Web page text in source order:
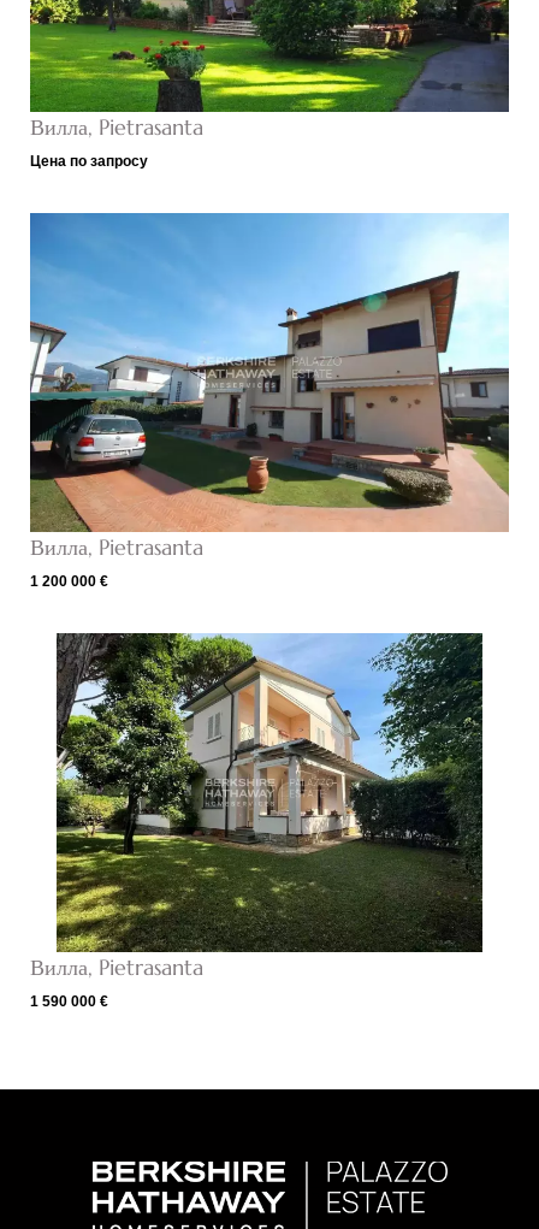
Вилла, Pietrasanta
Цена по запросу
Вилла, Pietrasanta
1 200 000 €
Вилла, Pietrasanta
1 590 000 €